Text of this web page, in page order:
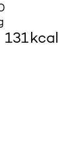
131kcal